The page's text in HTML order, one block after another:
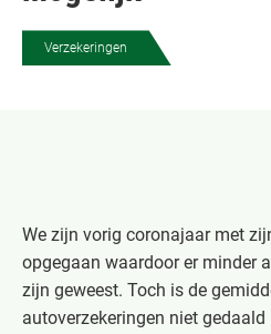
Verzekeringen
We zijn vorig coronajaar met
opgegaan waardoor er minder
zijn geweest. Toch is de
autoverzekeringen niet